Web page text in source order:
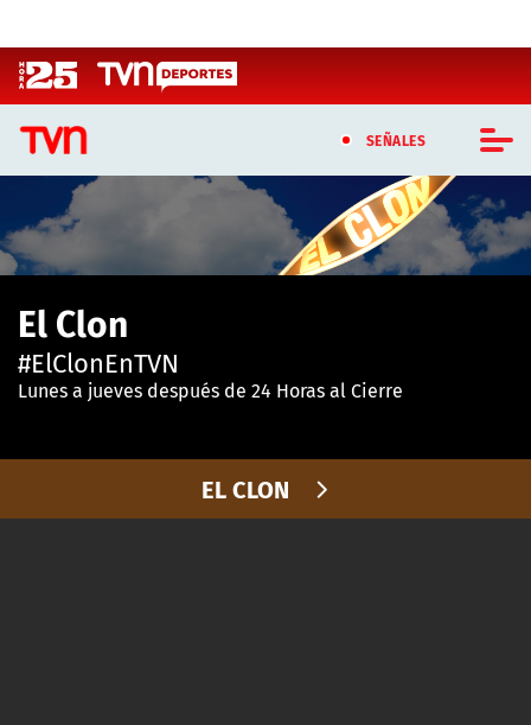
SEÑALES
CASTING MASTERCHEF CHILE
CASTING TVN VERTICAL
TVN VERTICAL
TVN PLAY
El Clon
#ElClonEnTVN
Lunes a jueves después de 24 Horas al Cierre
EL CLON